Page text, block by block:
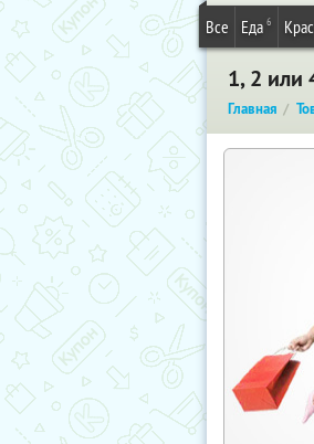
Все Еда 6
1, 2 или
Главная